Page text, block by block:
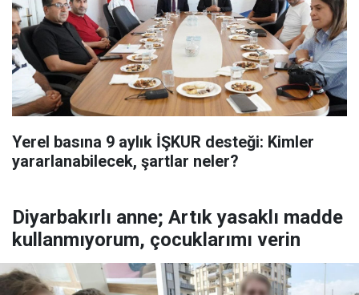
Yerel basına 9 aylık İŞKUR desteği: Kimler
yararlanabilecek, şartlar neler?
Diyarbakırlı anne; Artık yasaklı madde
kullanmıyorum, çocuklarımı verin